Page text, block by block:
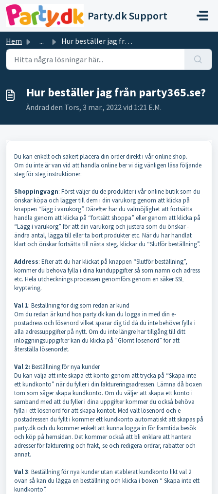
Hoppa över till huvudinnehåll
Party.dk Support
Hem ... Hur beställer jag från party365.se?
Hur beställer jag från party365.se?
Ändrad den Tors, 3 mar., 2022 vid 1:21 E.M.
Du kan enkelt och säkert placera din order direkt i vår online shop.
Om du inte är van vid att handla online ber vi dig vänligen läsa följande
steg för steg instruktioner:
Shoppingvagn: Först väljer du de produkter i vår online butik som du
önskar köpa och lägger till dem i din varukorg genom att klicka på
knappen “lägg i varukorg”. Därefter har du valmöjlighet att fortsätta
handla genom att klicka på “fortsätt shoppa” eller genom att klicka på
“Lägg i varukorg” för att din varukorg och justera som du önskar -
ändra antal, lägga till eller ta bort produkter etc. När du har handlat
klart och önskar fortsätta till nästa steg, klickar du “Slutför beställning”.
Address: Efter att du har klickat på knappen “Slutför beställning”,
kommer du behöva fylla i dina kunduppgifter så som namn och adress
etc. Hela utchecknings processen genomförs genom en säker SSL
kryptering.
Val 1: Beställning för dig som redan är kund
Om du redan är kund hos party.dk kan du logga in med din e-
postadress och lösenord vilket sparar dig tid då du inte behöver fylla i
alla adressuppgifter på nytt. Om du inte längre har tillgång till ditt
inloggningsuppgifter kan du klicka på ”Glömt lösenord” för att
återställa lösenordet.
Val 2: Beställning för nya kunder
Du kan välja att inte skapa ett konto genom att trycka på “Skapa inte
ett kundkonto” när du fyller i din faktureringsadressen. Lämna då boxen
tom som säger skapa kundkonto. Om du väljer att skapa ett konto i
samband med att du fyller i dina uppgifter kommer du också behöva
fylla i ett lösenord för att skapa kontot. Med valt lösenord och e-
postadressen du fyllt i kommer ett kundkonto automatiskt att skapas på
party.dk och du kommer enkelt att kunna logga in för framtida besök
och köp på hemsidan. Det kommer också att bli enklare att hantera
adresser för fakturering och frakt, se och redigera ordrar, rabatter och
annat.
Val 3: Beställning för nya kunder utan etablerat kundkonto likt val 2
ovan så kan du lägga en beställning och klicka i boxen “ Skapa inte ett
kundkonto”.